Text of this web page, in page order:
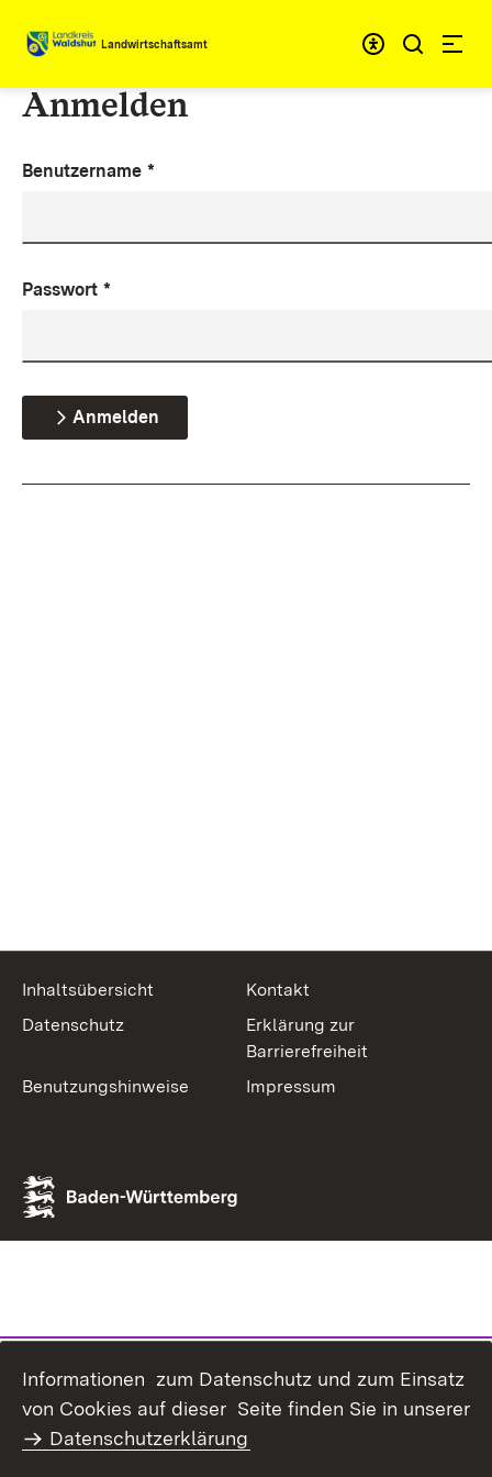
Zum Inhalt springen
Landwirtschaftsamt
Anmelden
Benutzername *
Passwort *
Anmelden
Inhaltsübersicht
Kontakt
Datenschutz
Erklärung zur
Barrierefreiheit
Benutzungshinweise
Impressum
Informationen zum Datenschutz und zum Einsatz
von Cookies auf dieser Seite finden Sie in unserer
Datenschutzerklärung